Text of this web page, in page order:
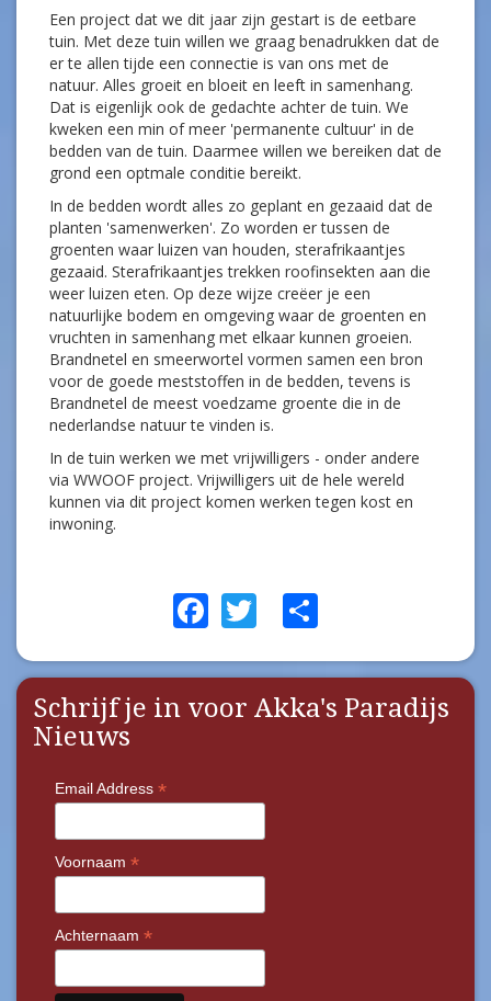
Een project dat we dit jaar zijn gestart is de eetbare
tuin. Met deze tuin willen we graag benadrukken dat de
er te allen tijde een connectie is van ons met de
natuur. Alles groeit en bloeit en leeft in samenhang.
Dat is eigenlijk ook de gedachte achter de tuin. We
kweken een min of meer 'permanente cultuur' in de
bedden van de tuin. Daarmee willen we bereiken dat de
grond een optmale conditie bereikt.
In de bedden wordt alles zo geplant en gezaaid dat de
planten 'samenwerken'. Zo worden er tussen de
groenten waar luizen van houden, sterafrikaantjes
gezaaid. Sterafrikaantjes trekken roofinsekten aan die
weer luizen eten. Op deze wijze creëer je een
natuurlijke bodem en omgeving waar de groenten en
vruchten in samenhang met elkaar kunnen groeien.
Brandnetel en smeerwortel vormen samen een bron
voor de goede meststoffen in de bedden, tevens is
Brandnetel de meest voedzame groente die in de
nederlandse natuur te vinden is.
In de tuin werken we met vrijwilligers - onder andere
via WWOOF project. Vrijwilligers uit de hele wereld
kunnen via dit project komen werken tegen kost en
inwoning.
Facebook
Twitter
Schrijf je in voor Akka's Paradijs
Nieuws
Email Address *
Voornaam *
Achternaam *